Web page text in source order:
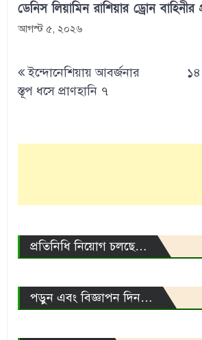
ডেনিস লিয়ামিন রাশিয়ার ড্রোন বাহিনীর
আগস্ট ৫, ২০২৬
Post
navigation
ইন্দোনেশিয়ায় আবর্জনার
স্তূপ ধসে প্রাণহানি ৭
প্রতিনিধি নিয়োগ চলছে…
পড়ুন এবং বিজ্ঞাপন দিন…